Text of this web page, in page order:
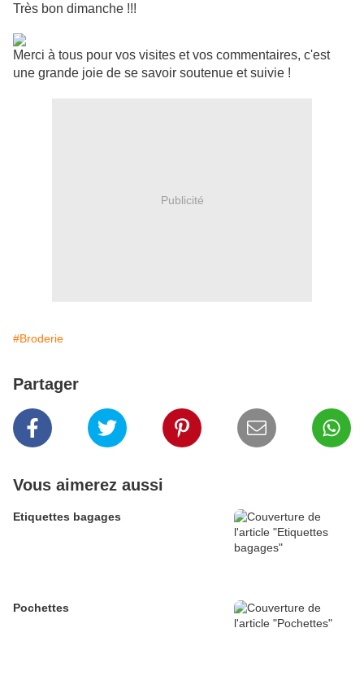
Très bon dimanche !!!
Merci à tous pour vos visites et vos commentaires, c'est
une grande joie de se savoir soutenue et suivie !
Publicité
#Broderie
Partager
Vous aimerez aussi
Etiquettes bagages
Pochettes